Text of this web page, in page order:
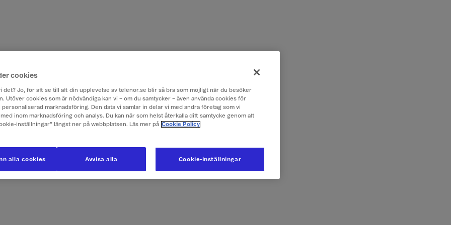
cookies
det? Jo, för att se till att din upplevelse av telenor.se blir så bra som möjligt när du besöker
Utöver cookies som är nödvändiga kan vi – om du samtycker – även använda cookies för
personaliserad marknadsföring. Den data vi samlar in delar vi med andra företag som vi
inom marknadsföring och analys. Du kan när som helst återkalla ditt samtycke genom att
inställningar” längst ner på webbplatsen. Läs mer på Cookie Policy
Cookie-inställningar
Avvisa alla
alla cookies